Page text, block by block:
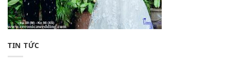
TIN TỨC